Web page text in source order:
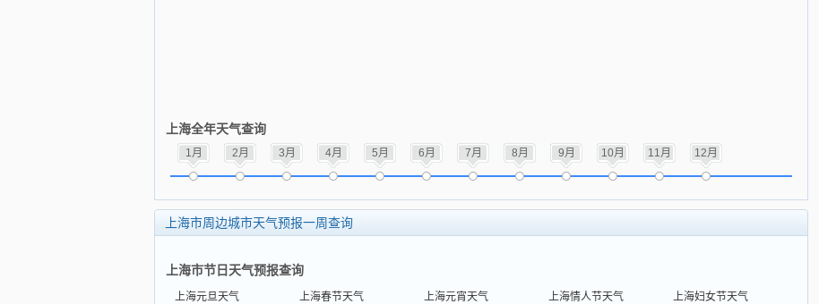
上海全年天气查询
1月 2月 3月 4月 5月 6月 7月 8月 9月 10月 11月 12月
上海市周边城市天气预报一周查询
上海市节日天气预报查询
上海元旦天气 上海春节天气 上海元宵天气 上海情人节天气 上海妇女节天气